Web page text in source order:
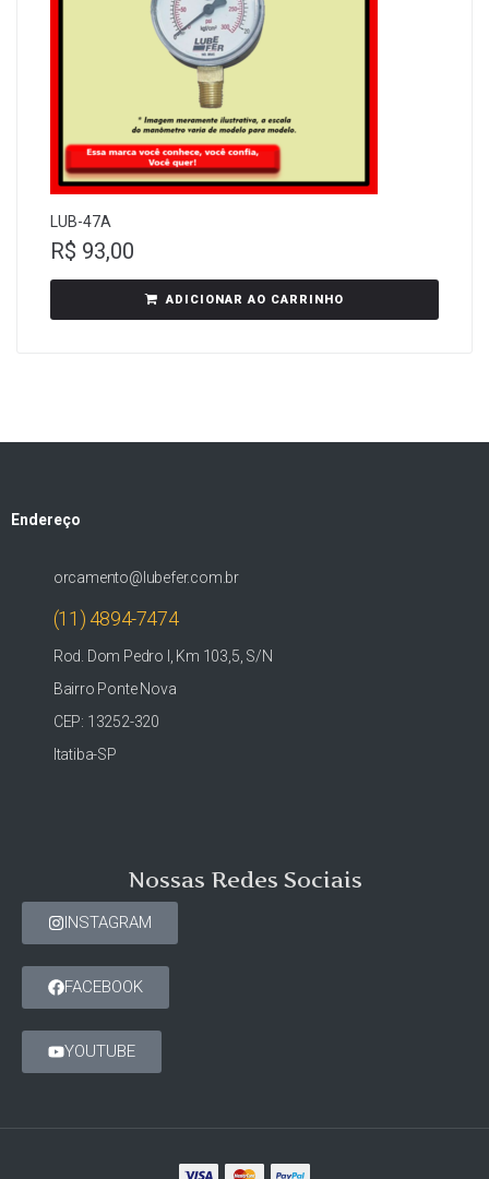
LUB-47A
R$ 93,00
ADICIONAR AO CARRINHO
Endereço
orcamento@lubefer.com.br
(11) 4894-7474
Rod. Dom Pedro I, Km 103,5, S/N
Bairro Ponte Nova
CEP: 13252-320
Itatiba-SP
Nossas Redes Sociais
INSTAGRAM
FACEBOOK
YOUTUBE